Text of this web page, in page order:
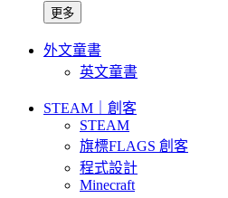
更多
外文童書
英文童書
STEAM｜創客
STEAM
旗標FLAGS 創客
程式設計
Minecraft